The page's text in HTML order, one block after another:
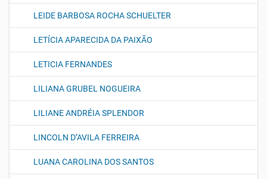
LEIDE BARBOSA ROCHA SCHUELTER
LETÍCIA APARECIDA DA PAIXÃO
LETICIA FERNANDES
LILIANA GRUBEL NOGUEIRA
LILIANE ANDRÉIA SPLENDOR
LINCOLN D’AVILA FERREIRA
LUANA CAROLINA DOS SANTOS